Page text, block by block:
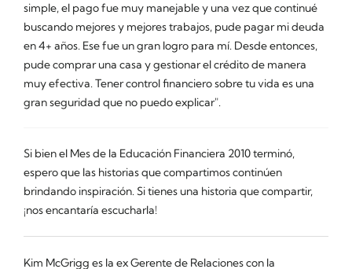
simple, el pago fue muy manejable y una vez que continué
buscando mejores y mejores trabajos, pude pagar mi deuda
en 4+ años. Ese fue un gran logro para mí. Desde entonces,
pude comprar una casa y gestionar el crédito de manera
muy efectiva. Tener control financiero sobre tu vida es una
gran seguridad que no puedo explicar".
Si bien el Mes de la Educación Financiera 2010 terminó,
espero que las historias que compartimos continúen
brindando inspiración. Si tienes una historia que compartir,
¡nos encantaría escucharla!
Kim McGrigg es la ex Gerente de Relaciones con la